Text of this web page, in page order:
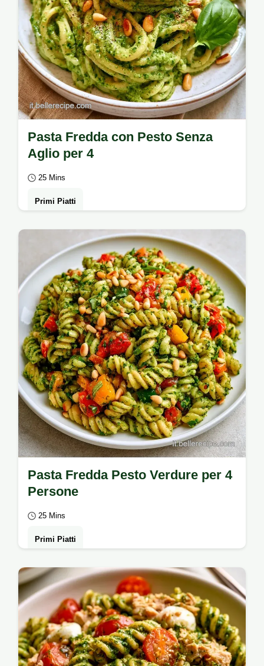
Pasta Fredda con Pesto Senza
Aglio per 4
25 Mins
Primi Piatti
Cerchi una Pasta fredda con pesto senza
aglio per un gusto più delicato? Ecco la
ricetta con una tabella di ingredienti e…
Pasta Fredda Pesto Verdure per 4
Persone
25 Mins
Primi Piatti
Un primo piatto fresco e cremoso: ecco la
Pasta fredda pesto verdure. Leggi la
sezione su perché questa ricetta funziona e
prova…